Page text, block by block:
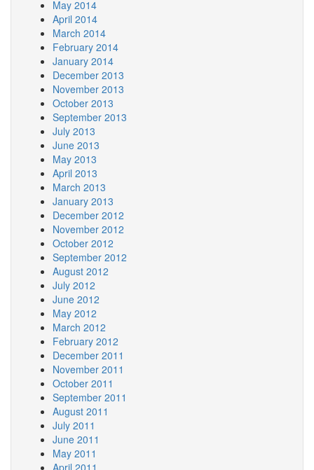
May 2014
April 2014
March 2014
February 2014
January 2014
December 2013
November 2013
October 2013
September 2013
July 2013
June 2013
May 2013
April 2013
March 2013
January 2013
December 2012
November 2012
October 2012
September 2012
August 2012
July 2012
June 2012
May 2012
March 2012
February 2012
December 2011
November 2011
October 2011
September 2011
August 2011
July 2011
June 2011
May 2011
April 2011